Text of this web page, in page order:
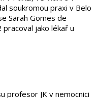
soukromou praxi v Belo
Sarah Gomes de
jako lékař u
profesor JK v nemocnici